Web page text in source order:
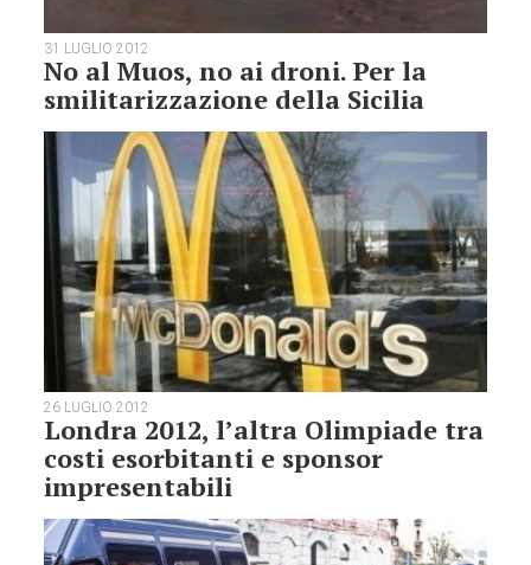
31 LUGLIO 2012
No al Muos, no ai droni. Per la
smilitarizzazione della Sicilia
26 LUGLIO 2012
Londra 2012, l’altra Olimpiade tra
costi esorbitanti e sponsor
impresentabili